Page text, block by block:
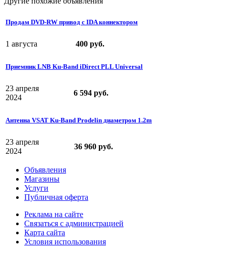
Продам DVD-RW привод с IDA коннектором
1 августа 400 руб.
Приемник LNB Ku-Band iDirect PLL Universal
23 апреля
2024
6 594 руб.
Антенна VSAT Ku-Band Prodelin диаметром 1.2m
23 апреля
2024
36 960 руб.
Объявления
Магазины
Услуги
Публичная оферта
Реклама на сайте
Связаться с администрацией
Карта сайта
Условия использования